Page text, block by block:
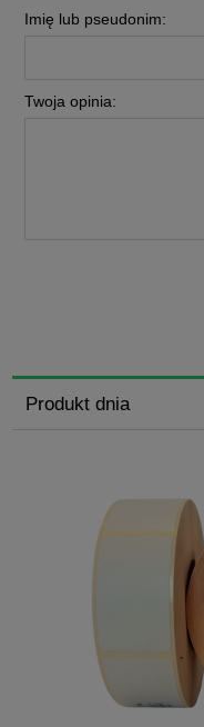
Imię lub pseudonim:
Twoja opinia:
Produkt dnia